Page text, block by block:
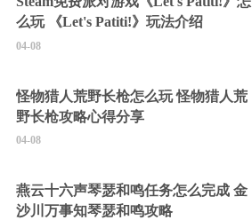
么玩 《Let's Patiti!》玩法介绍
04-08
怪物猎人荒野长枪怎么玩 怪物猎人荒
野长枪攻略心得分享
04-08
燕云十六声琴瑟和鸣任务怎么完成 金
沙川万事知琴瑟和鸣攻略